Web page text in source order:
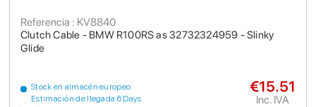
Clutch Cable - BMW R100RS as 32732324959 - Slinky
Glide
Referencia : KV8840
Stock en almacén europeo
Estimación de llegada 6 Days
€15.51
Inc. IVA